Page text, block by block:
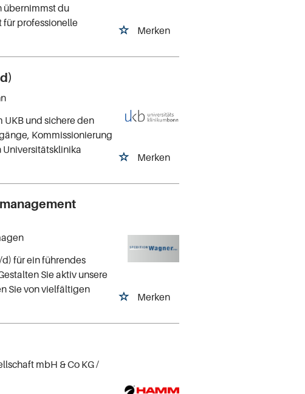
Merken
übernimmst du
für professionelle
Merken
und sichere den
Kommissionierung
Merken
für ein führendes
Sie aktiv unsere
Sie von vielfältigen
mbH & Co KG/